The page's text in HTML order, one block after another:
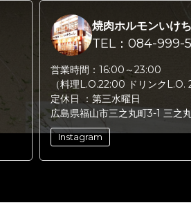
焼肉ホルモンいけ
TEL：084-999-
営業時間： 16:00～23:00
（料理L.O.22:00 ドリンクL.O.
定休日 ： 第三水曜日
広島県福山市三之丸町3-1 三之
Instagram